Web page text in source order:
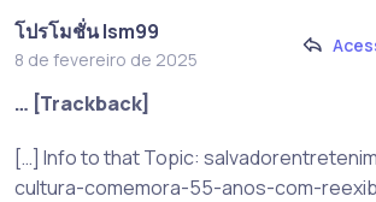
โปรโมชั่น lsm99
8 de fevereiro de 2025
… [Trackback]
[…] Info to that Topic:
cultura-comemora-55-anos-com-